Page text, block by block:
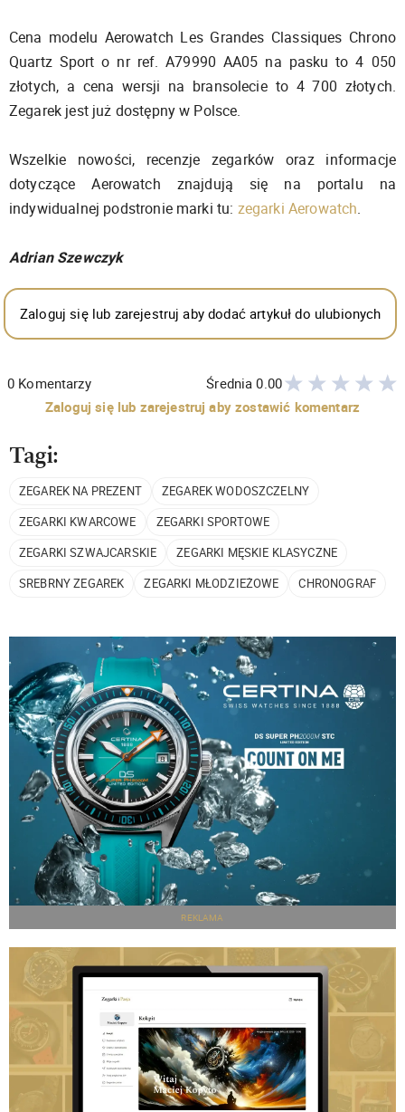
Cena modelu Aerowatch Les Grandes Classiques Chrono
Quartz Sport o nr ref. A79990 AA05 na pasku to 4 050
złotych, a cena wersji na bransolecie to 4 700 złotych.
Zegarek jest już dostępny w Polsce.
Wszelkie nowości, recenzje zegarków oraz informacje
dotyczące Aerowatch znajdują się na portalu na
indywidualnej podstronie marki tu: zegarki Aerowatch.
Adrian Szewczyk
Zaloguj się lub zarejestruj aby dodać artykuł do ulubionych
0 Komentarzy Średnia0.00
Zaloguj się lub zarejestruj aby zostawić komentarz
Tagi:
ZEGAREK NA PREZENT
ZEGAREK WODOSZCZELNY
ZEGARKI KWARCOWE
ZEGARKI SPORTOWE
ZEGARKI SZWAJCARSKIE
ZEGARKI MĘSKIE KLASYCZNE
SREBRNY ZEGAREK
ZEGARKI MŁODZIEŻOWE CHRONOGRAF
REKLAMA